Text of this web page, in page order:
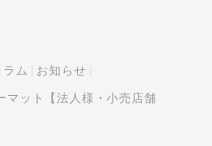
ム お知らせ
マット【法人様・小売店舗